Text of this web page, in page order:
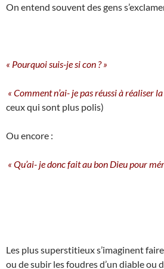
On entend souvent des gens
« Pourquoi suis-je si con ? »
« Comment n’ai- je pas réussi à réaliser
ceux qui sont plus polis)
Ou encore :
« Qu’ai- je donc fait au bon Dieu pour
Les plus superstitieux s’imaginent
ou de subir les foudres d’un diable ou